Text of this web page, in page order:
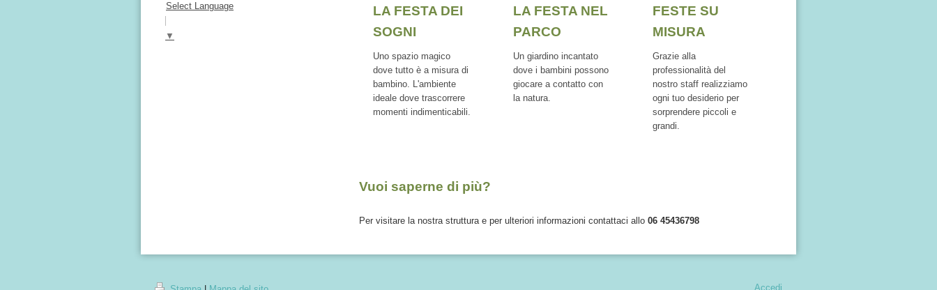
LA FESTA DEI
SOGNI
Uno spazio magico
dove tutto è a misura di
bambino. L'ambiente
ideale dove trascorrere
momenti indimenticabili.
LA FESTA NEL
PARCO
Un giardino incantato
dove i bambini possono
giocare a contatto con
la natura.
FESTE SU
MISURA
Grazie alla
professionalità del
nostro staff realizziamo
ogni tuo desiderio per
sorprendere piccoli e
grandi.
Vuoi saperne di più?
Per visitare la nostra struttura e per ulteriori informazioni contattaci allo 06 45436798
Select Language
▼
Accedi